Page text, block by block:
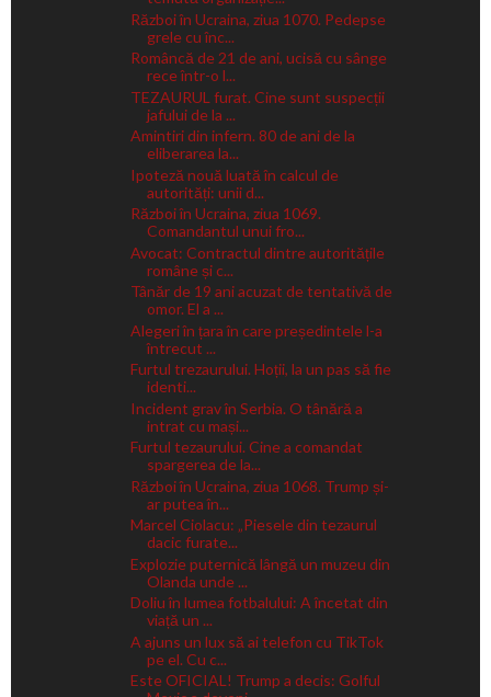
Război în Ucraina, ziua 1070. Pedepse
grele cu înc...
Româncă de 21 de ani, ucisă cu sânge
rece într-o l...
TEZAURUL furat. Cine sunt suspecții
jafului de la ...
Amintiri din infern. 80 de ani de la
eliberarea la...
Ipoteză nouă luată în calcul de
autorități: unii d...
Război în Ucraina, ziua 1069.
Comandantul unui fro...
Avocat: Contractul dintre autoritățile
române și c...
Tânăr de 19 ani acuzat de tentativă de
omor. El a ...
Alegeri în țara în care președintele l-a
întrecut ...
Furtul trezaurului. Hoții, la un pas să fie
identi...
Incident grav în Serbia. O tânără a
intrat cu mași...
Furtul tezaurului. Cine a comandat
spargerea de la...
Război în Ucraina, ziua 1068. Trump și-
ar putea în...
Marcel Ciolacu: „Piesele din tezaurul
dacic furate...
Explozie puternică lângă un muzeu din
Olanda unde ...
Doliu în lumea fotbalului: A încetat din
viață un ...
A ajuns un lux să ai telefon cu TikTok
pe el. Cu c...
Este OFICIAL! Trump a decis: Golful